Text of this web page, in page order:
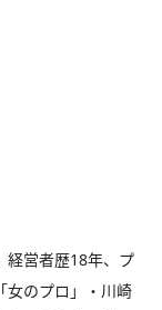
経営者歴18年、プ
女のプロ」・川崎